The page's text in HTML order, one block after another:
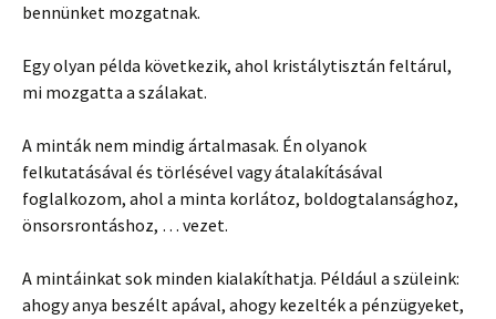
bennünket mozgatnak.
Egy olyan példa következik, ahol kristálytisztán feltárul,
mi mozgatta a szálakat.
A minták nem mindig ártalmasak. Én olyanok
felkutatásával és törlésével vagy átalakításával
foglalkozom, ahol a minta korlátoz, boldogtalansághoz,
önsorsrontáshoz, … vezet.
A mintáinkat sok minden kialakíthatja. Például a szüleink:
ahogy anya beszélt apával, ahogy kezelték a pénzügyeket,